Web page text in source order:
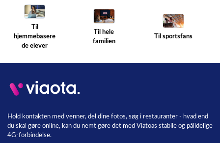
Til
hjemmebasere
de elever
Til hele
familien
Til sportsfans
Hold kontakten med venner, del dine fotos, søg i restauranter - hvad end
du skal gøre online, kan du nemt gøre det med Viatoas stabile og pålidelige
4G-forbindelse.